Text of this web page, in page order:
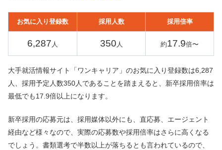
お気に入り登録数 採用人数 採用倍率
6,287 人 350 人 約17.9倍〜
大手就活情報サイト「ワンキャリア」のお気に入り登録数は6,287
人、採用予定人数350人であることを踏まえると、新卒採用倍率は
最低でも17.9倍以上になります。
新卒採用の応募元は、採用媒体以外にも、直応募、エージェント
経由など様々なので、実際の応募数や採用倍率はさらに高くなる
でしょう。書類選考で半数以上が落ちるとも言われているので、